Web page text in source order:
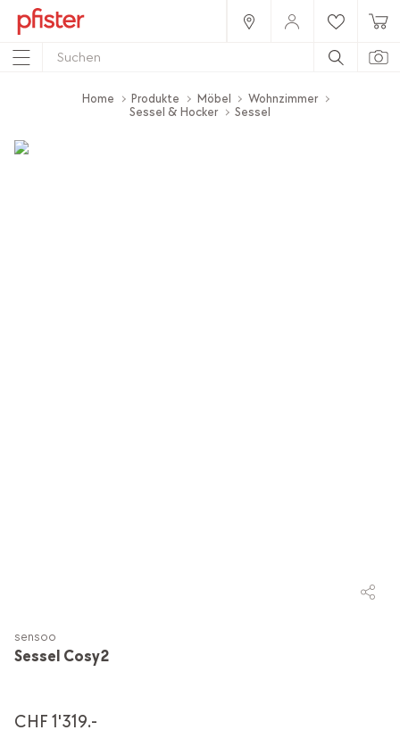
Home Produkte Möbel
Wohnzimmer
Sessel & Hocker
Sessel
Sessel Cosy2
sensoo
CHF 1'319.-